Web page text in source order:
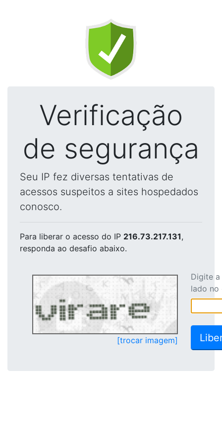
Verificação
de segurança
Seu IP fez diversas tentativas de
acessos suspeitos a sites hospedados
conosco.
Para liberar o acesso do IP 216.73.217.131,
responda ao desafio abaixo.
[trocar imagem]
Digite
lado no